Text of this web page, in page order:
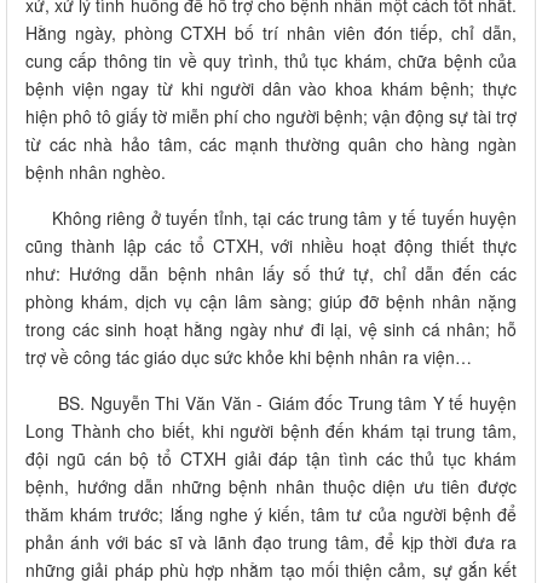
Hằng ngày, phòng CTXH bố trí nhân viên đón tiếp, chỉ dẫn,
cung cấp thông tin về quy trình, thủ tục khám, chữa bệnh của
bệnh viện ngay từ khi người dân vào khoa khám bệnh; thực
hiện phô tô giấy tờ miễn phí cho người bệnh; vận động sự tài trợ
từ các nhà hảo tâm, các mạnh thường quân cho hàng ngàn
bệnh nhân nghèo.
Không riêng ở tuyến tỉnh, tại các trung tâm y tế tuyến huyện
cũng thành lập các tổ CTXH, với nhiều hoạt động thiết thực
như: Hướng dẫn bệnh nhân lấy số thứ tự, chỉ dẫn đến các
phòng khám, dịch vụ cận lâm sàng; giúp đỡ bệnh nhân nặng
trong các sinh hoạt hằng ngày như đi lại, vệ sinh cá nhân; hỗ
trợ về công tác giáo dục sức khỏe khi bệnh nhân ra viện…
BS. Nguyễn Thi Văn Văn - Giám đốc Trung tâm Y tế huyện
Long Thành cho biết, khi người bệnh đến khám tại trung tâm,
đội ngũ cán bộ tổ CTXH giải đáp tận tình các thủ tục khám
bệnh, hướng dẫn những bệnh nhân thuộc diện ưu tiên được
thăm khám trước; lắng nghe ý kiến, tâm tư của người bệnh để
phản ánh với bác sĩ và lãnh đạo trung tâm, để kịp thời đưa ra
những giải pháp phù hợp nhằm tạo mối thiện cảm, sự gắn kết